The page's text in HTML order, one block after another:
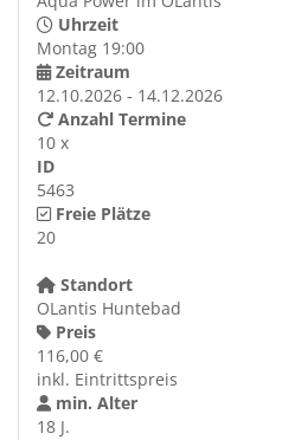
Uhrzeit
Montag 19:00
Zeitraum
12.10.2026 - 14.12.2026
Anzahl Termine
10 x
ID
5463
Freie Plätze
20
Standort
OLantis Huntebad
Preis
116,00 €
inkl. Eintrittspreis
min. Alter
18 J.